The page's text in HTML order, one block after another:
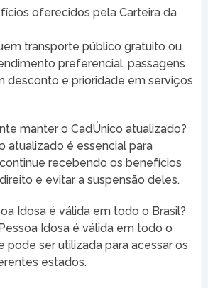
oferecidos pela Carteira da
transporte público gratuito ou
preferencial, passagens
desconto e prioridade em serviços
manter o CadÚnico atualizado?
atualizado é essencial para
recebendo os benefícios
e evitar a suspensão deles.
Idosa é válida em todo o Brasil?
Idosa é válida em todo o
pode ser utilizada para acessar os
estados.